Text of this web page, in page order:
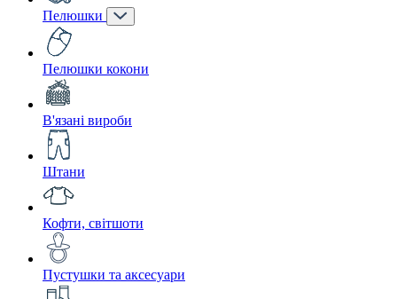
Пелюшки
Пелюшки кокони
В'язані вироби
Штани
Кофти, світшоти
Пустушки та аксесуари